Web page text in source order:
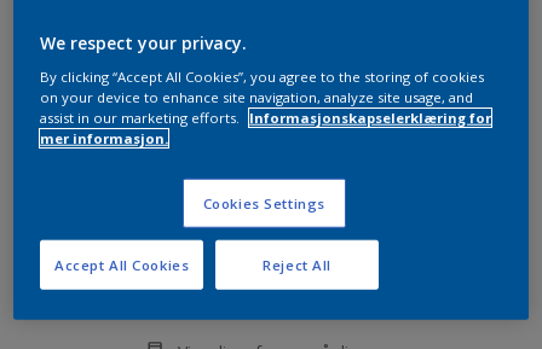
10L
Finn en forhandler
We respect your privacy.
By clicking “Accept All Cookies”, you agree to the storing of cookies
on your device to enhance site navigation, analyze site usage, and
assist in our marketing efforts.
Informasjonskapselerklæring for
mer informasjon.
Cookies Settings
Reject All
Accept All Cookies